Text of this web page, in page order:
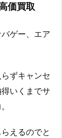
価買取
ゲー、エア
ずキャンセ
いくまでサ
えるのでと